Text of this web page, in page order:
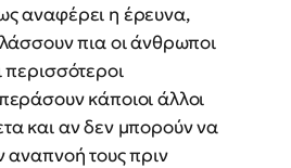
αναφέρει η έρευνα,
πια οι άνθρωποι
κάποιοι άλλοι
και αν δεν μπορούν να
αναπνοή τους πριν